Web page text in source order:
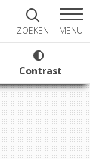
ZOEKEN MENU
Contrast